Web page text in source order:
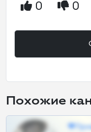
0 0
Похожие